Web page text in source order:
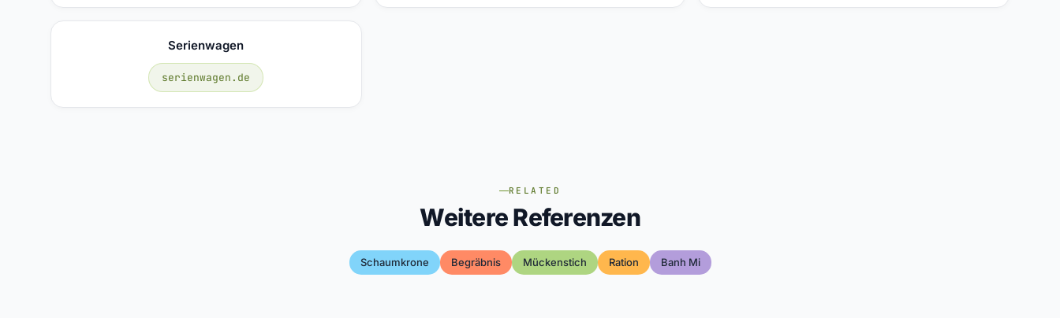
Serienwagen
serienwagen.de
RELATED
Weitere Referenzen
Schaumkrone Begräbnis Mückenstich Ration Banh Mi